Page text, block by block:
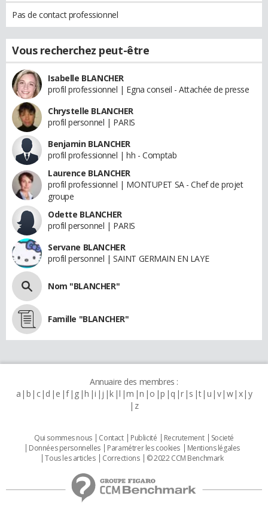
Pas de contact professionnel
Vous recherchez peut-être
Isabelle BLANCHER
profil professionnel | Egna conseil - Attachée de presse
Chrystelle BLANCHER
profil personnel | PARIS
Benjamin BLANCHER
profil professionnel | hh - Comptab
Laurence BLANCHER
profil professionnel | MONTUPET SA - Chef de projet
groupe
Odette BLANCHER
profil personnel | PARIS
Servane BLANCHER
profil personnel | SAINT GERMAIN EN LAYE
Nom "BLANCHER"
Famille "BLANCHER"
Annuaire des membres :
a b c d e f g h i j k l m n o p q r s t u v w x y
z
Qui sommes nous Contact Publicité Recrutement
Societé
Données personnelles
Paramétrer les cookies
Mentions légales
Tous les articles
Corrections © 2022 CCM Benchmark